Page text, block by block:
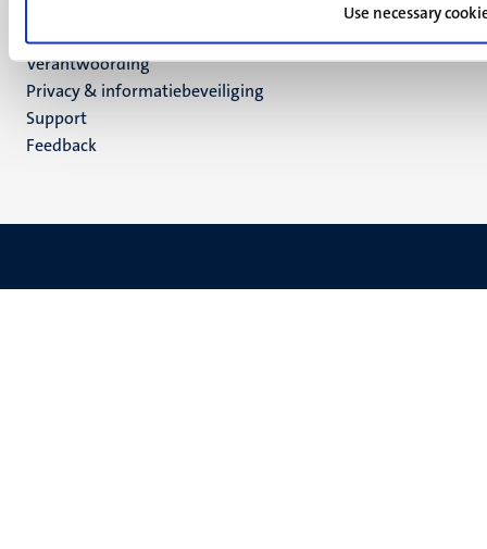
Use necessary
Menu
footer
(NL)
Contact
Verantwoording
Privacy & informatiebeveiliging
Support
Feedback